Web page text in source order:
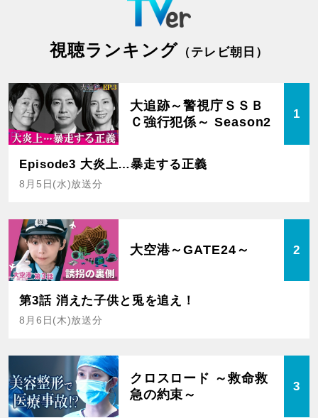
視聴ランキング （テレビ朝日）
大追跡～警視庁ＳＳＢ
Ｃ強行犯係～ Season2
1
Episode3 大炎上…暴走する正義
8月5日(水)放送分
大空港～GATE24～ 2
第3話 消えた子供と兎を追え！
8月6日(木)放送分
クロスロード ～救命救
急の約束～
3